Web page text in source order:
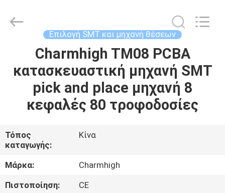
ΠΡΟΪΌΝΤΑ
ΒΊΝΤΕΟ
ΣΧΕΤΙΚΆ
ΜΕ
ΕΜΆΣ
TECHNOLOGY
LIMITED.
Επιλογή SMT και μηχανή θέσεων
Charmhigh TM08 PCBA
κατασκευαστική μηχανή SMT
pick and place μηχανή 8
κεφαλές 80 τροφοδοσίες
Τόπος
καταγωγής:
Κίνα
Μάρκα:
Charmhigh
Πιστοποίηση:
CE